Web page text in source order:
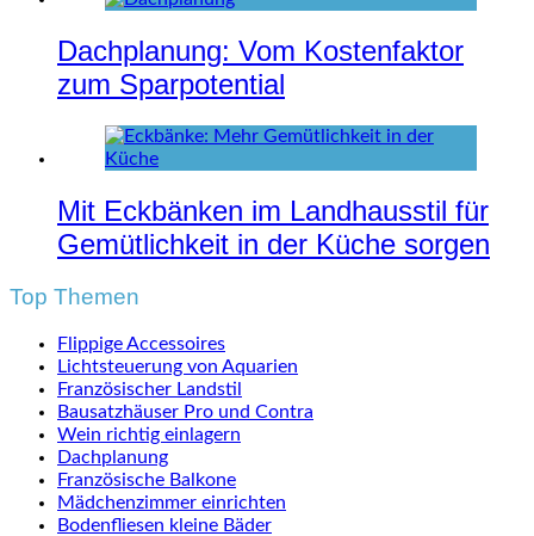
Dachplanung: Vom Kostenfaktor
zum Sparpotential
Mit Eckbänken im Landhausstil für
Gemütlichkeit in der Küche sorgen
Top Themen
Flippige Accessoires
Lichtsteuerung von Aquarien
Französischer Landstil
Bausatzhäuser Pro und Contra
Wein richtig einlagern
Dachplanung
Französische Balkone
Mädchenzimmer einrichten
Bodenfliesen kleine Bäder